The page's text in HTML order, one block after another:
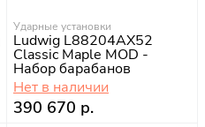
Ударные установки
Ludwig L88204AX52
Classic Maple MOD -
Набор барабанов
Нет в наличии
390 670 р.